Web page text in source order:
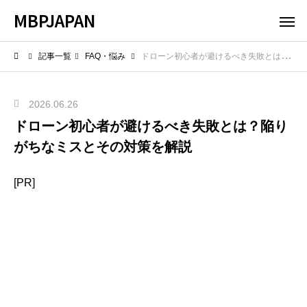
MBPJAPAN
記事一覧 FAQ・悩み ドローン初心者が避けるべき失敗とは？陥りがちなミスとその対策を解説
2026.06.26
ドローン初心者が避けるべき失敗とは？陥り
がちなミスとその対策を解説
[PR]